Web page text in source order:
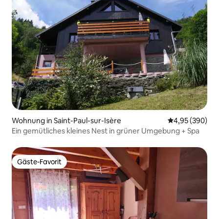
Wohnung in Saint-Paul-sur-Isère
4,95 (390)
Ein gemütliches kleines Nest in grüner Umgebung + Spa
Gäste-Favorit
Gäste-Favorit